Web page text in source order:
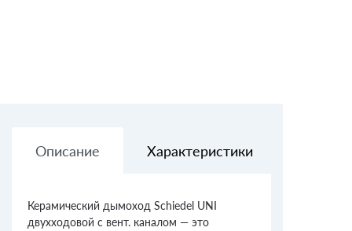
Описание Характеристики
Керамический дымоход Schiedel UNI
двухходовой с вент. каналом — это